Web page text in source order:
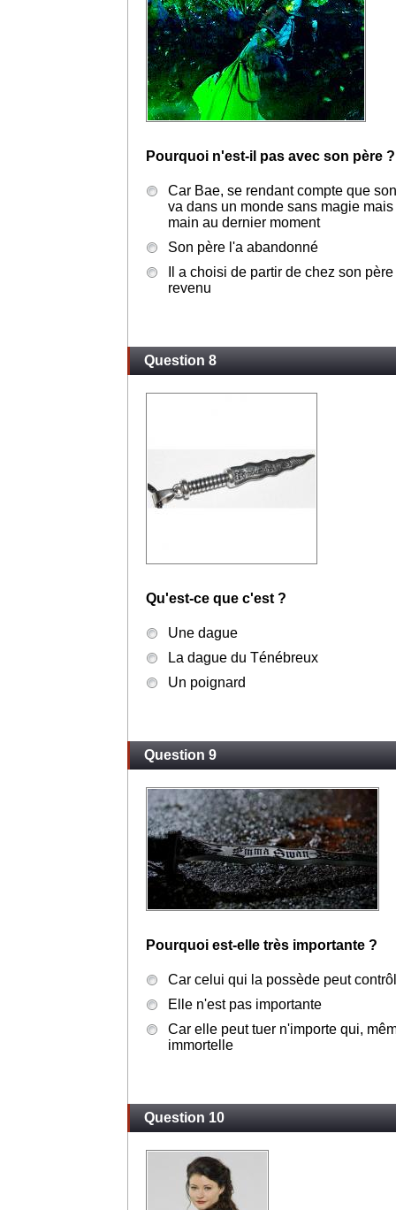
Pourquoi n'est-il pas avec son père ?
Car Bae, se rendant compte que
va dans un monde sans magie
main au dernier moment
Son père l'a abandonné
Il a choisi de partir de chez son
revenu
Question 8
Qu'est-ce que c'est ?
Une dague
La dague du Ténébreux
Un poignard
Question 9
Pourquoi est-elle très importante ?
Car celui qui la possède peut
Elle n'est pas importante
Car elle peut tuer n'importe qui,
immortelle
Question 10